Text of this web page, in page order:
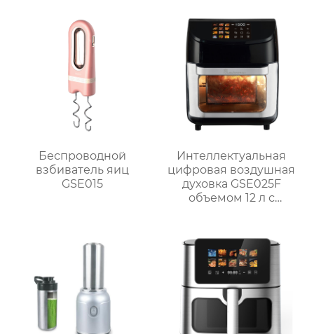
Беспроводной
взбиватель яиц
GSE015
Интеллектуальная
цифровая воздушная
духовка GSE025F
объемом 12 л с
гриле